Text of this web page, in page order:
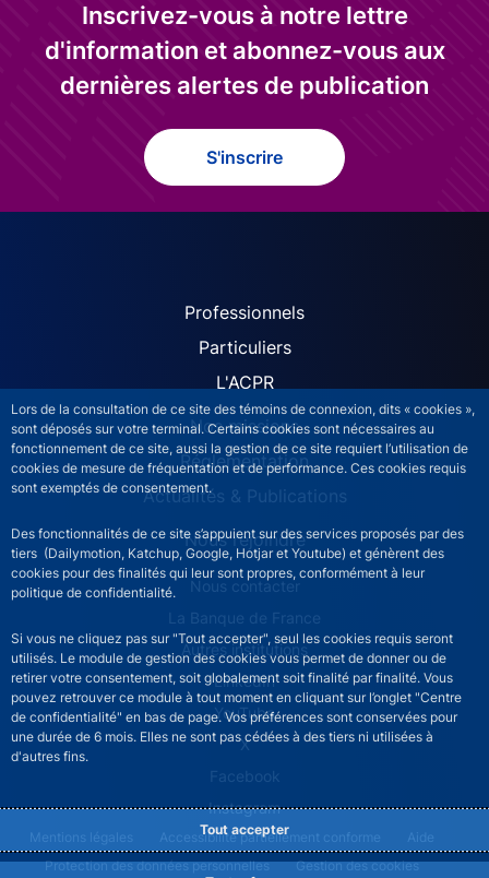
Lors de la consultation de ce site des témoins de connexion, dits « cookies »,
sont déposés sur votre terminal. Certains cookies sont nécessaires au
fonctionnement de ce site, aussi la gestion de ce site requiert l’utilisation de
cookies de mesure de fréquentation et de performance. Ces cookies requis
sont exemptés de consentement.
Des fonctionnalités de ce site s’appuient sur des services proposés par des
tiers (Dailymotion, Katchup, Google, Hotjar et Youtube) et génèrent des
cookies pour des finalités qui leur sont propres, conformément à leur
politique de confidentialité.
Si vous ne cliquez pas sur "Tout accepter", seul les cookies requis seront
utilisés. Le module de gestion des cookies vous permet de donner ou de
retirer votre consentement, soit globalement soit finalité par finalité. Vous
pouvez retrouver ce module à tout moment en cliquant sur l’onglet "Centre
de confidentialité" en bas de page. Vos préférences sont conservées pour
une durée de 6 mois. Elles ne sont pas cédées à des tiers ni utilisées à
d'autres fins.
Tout accepter
Inscrivez-vous à notre lettre
d'information et abonnez-vous aux
dernières alertes de publication
S'inscrire
ACPR site navigation
Professionnels
Particuliers
L'ACPR
Nos missions
Réglementation
Actualités & Publications
Nous rejoindre
ACPR footer secondary menu (French)
Nous contacter
La Banque de France
Autres institutions
LinkedIn
YouTube
X
Facebook
Instagram
ACPR footer legal notice menu
Mentions légales Accessibilité partiellement conforme
Aide
Protection des données personnelles
Gestion des cookies